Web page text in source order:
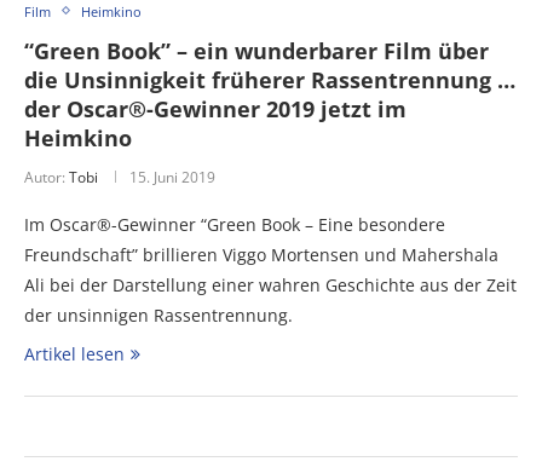
Film Heimkino
“Green Book” – ein wunderbarer Film über
die Unsinnigkeit früherer Rassentrennung …
der Oscar®-Gewinner 2019 jetzt im
Heimkino
Autor: Tobi 15. Juni 2019
Im Oscar®-Gewinner “Green Book – Eine besondere
Freundschaft” brillieren Viggo Mortensen und Mahershala
Ali bei der Darstellung einer wahren Geschichte aus der Zeit
der unsinnigen Rassentrennung.
Artikel lesen